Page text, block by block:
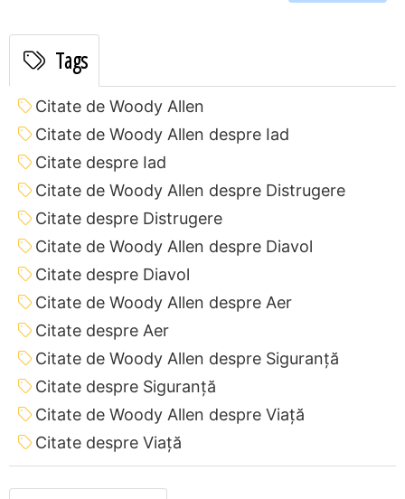
Tags
Citate de Woody Allen
Citate de Woody Allen despre Iad
Citate despre Iad
Citate de Woody Allen despre Distrugere
Citate despre Distrugere
Citate de Woody Allen despre Diavol
Citate despre Diavol
Citate de Woody Allen despre Aer
Citate despre Aer
Citate de Woody Allen despre Siguranță
Citate despre Siguranță
Citate de Woody Allen despre Viață
Citate despre Viață